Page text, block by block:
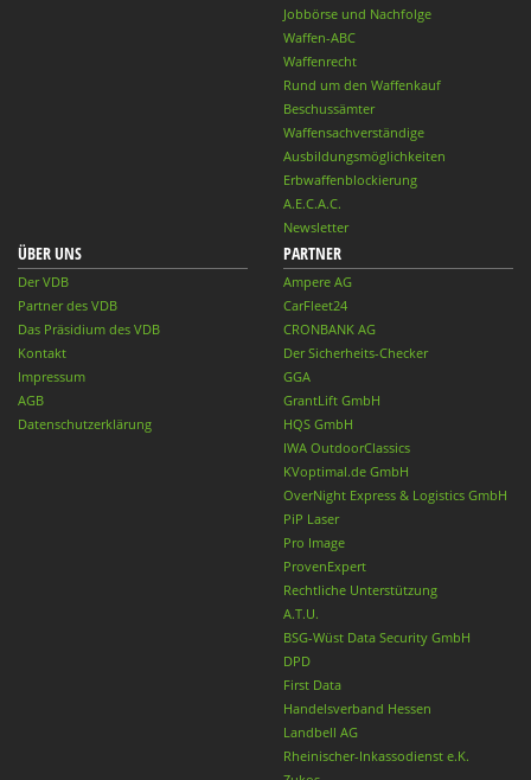
Jobbörse und Nachfolge
Waffen-ABC
Waffenrecht
Rund um den Waffenkauf
Beschussämter
Waffensachverständige
Ausbildungsmöglichkeiten
Erbwaffenblockierung
A.E.C.A.C.
Newsletter
ÜBER UNS
Der VDB
Partner des VDB
Das Präsidium des VDB
Kontakt
Impressum
AGB
Datenschutzerklärung
PARTNER
Ampere AG
CarFleet24
CRONBANK AG
Der Sicherheits-Checker
GGA
GrantLift GmbH
HQS GmbH
IWA OutdoorClassics
KVoptimal.de GmbH
OverNight Express & Logistics GmbH
PiP Laser
Pro Image
ProvenExpert
Rechtliche Unterstützung
A.T.U.
BSG-Wüst Data Security GmbH
DPD
First Data
Handelsverband Hessen
Landbell AG
Rheinischer-Inkassodienst e.K.